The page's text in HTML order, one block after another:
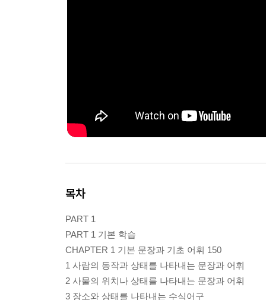
목차
PART 1
PART 1 기본 학습
CHAPTER 1 기본 문장과 기초 어휘 150
1 사람의 동작과 상태를 나타내는 문장과 어휘
2 사물의 위치나 상태를 나타내는 문장과 어휘
3 장소와 상태를 나타내는 수식어구